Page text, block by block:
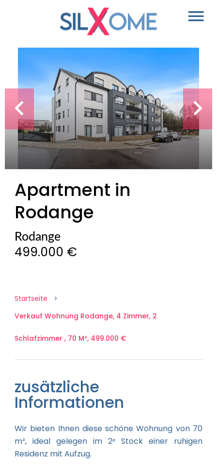
Apartment in
Rodange
Rodange
499.000 €
Startseite
Verkauf Wohnung Rodange, 4 Zimmer, 2
Schlafzimmer , 70 M², 499.000 €
zusätzliche
Informationen
Wir bieten Ihnen diese schöne Wohnung von 70
m², ideal gelegen im 2ᵉ Stock einer ruhigen
Residenz mit Aufzug.